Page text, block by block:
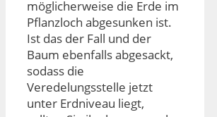
möglicherweise die Erde im
Pflanzloch abgesunken ist.
Ist das der Fall und der
Baum ebenfalls abgesackt,
sodass die
Veredelungsstelle jetzt
unter Erdniveau liegt,